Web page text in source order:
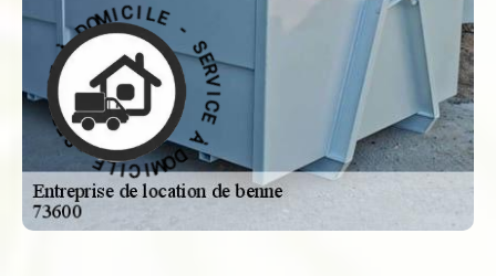
S
E
R
V
I
C
E
À
D
O
M
I
C
ILE - SE R
V I
C
E
À
D
O
M
I
C
I
L
E
-